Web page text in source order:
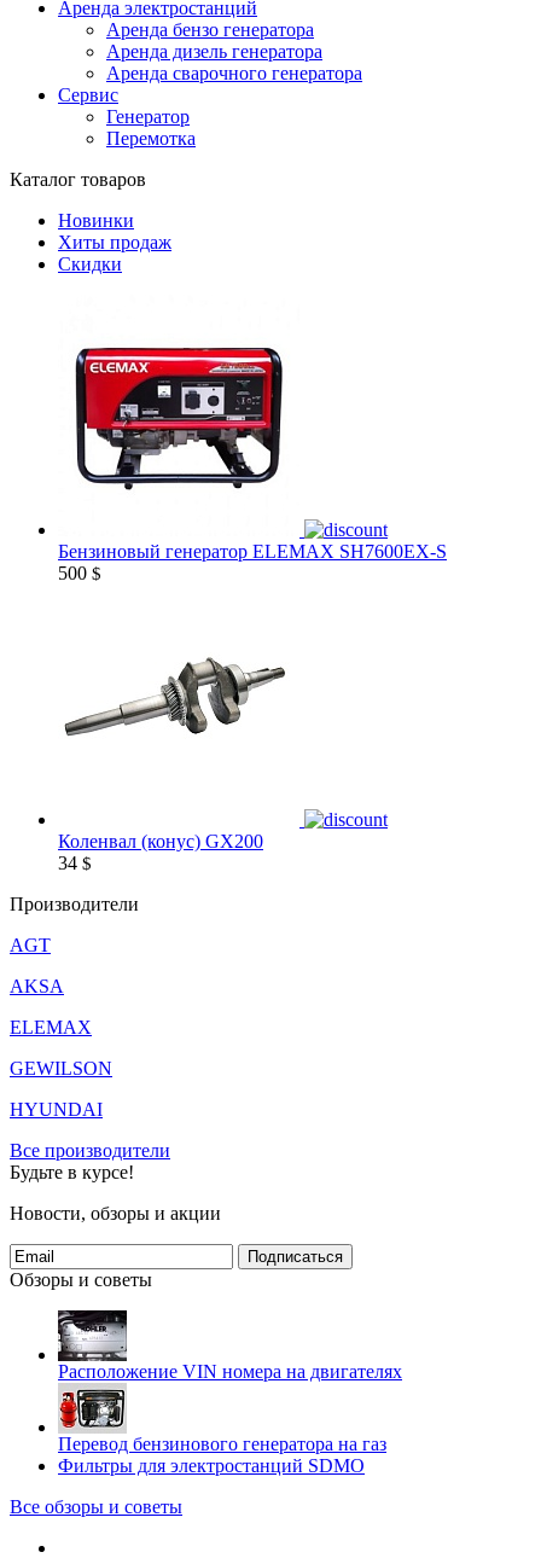
Аренда электростанций
Аренда бензо генератора
Аренда дизель генератора
Аренда сварочного генератора
Сервис
Генератор
Перемотка
Каталог товаров
Новинки
Хиты продаж
Скидки
Бензиновый генератор ELEMAX SH7600EX-S
500 $
Коленвал (конус) GX200
34 $
Производители
AGT
AKSA
ELEMAX
GEWILSON
HYUNDAI
Все производители
Будьте в курсе!
Новости, обзоры и акции
Подписаться
Обзоры и советы
Расположение VIN номера на двигателях
Перевод бензинового генератора на газ
Фильтры для электростанций SDMO
Все обзоры и советы